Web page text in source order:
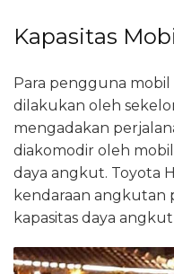
Kapasitas
Para pengguna mobil
dilakukan oleh
mengadakan
diakomodir oleh
daya angkut. Toyota
kendaraan angkutan
kapasitas daya